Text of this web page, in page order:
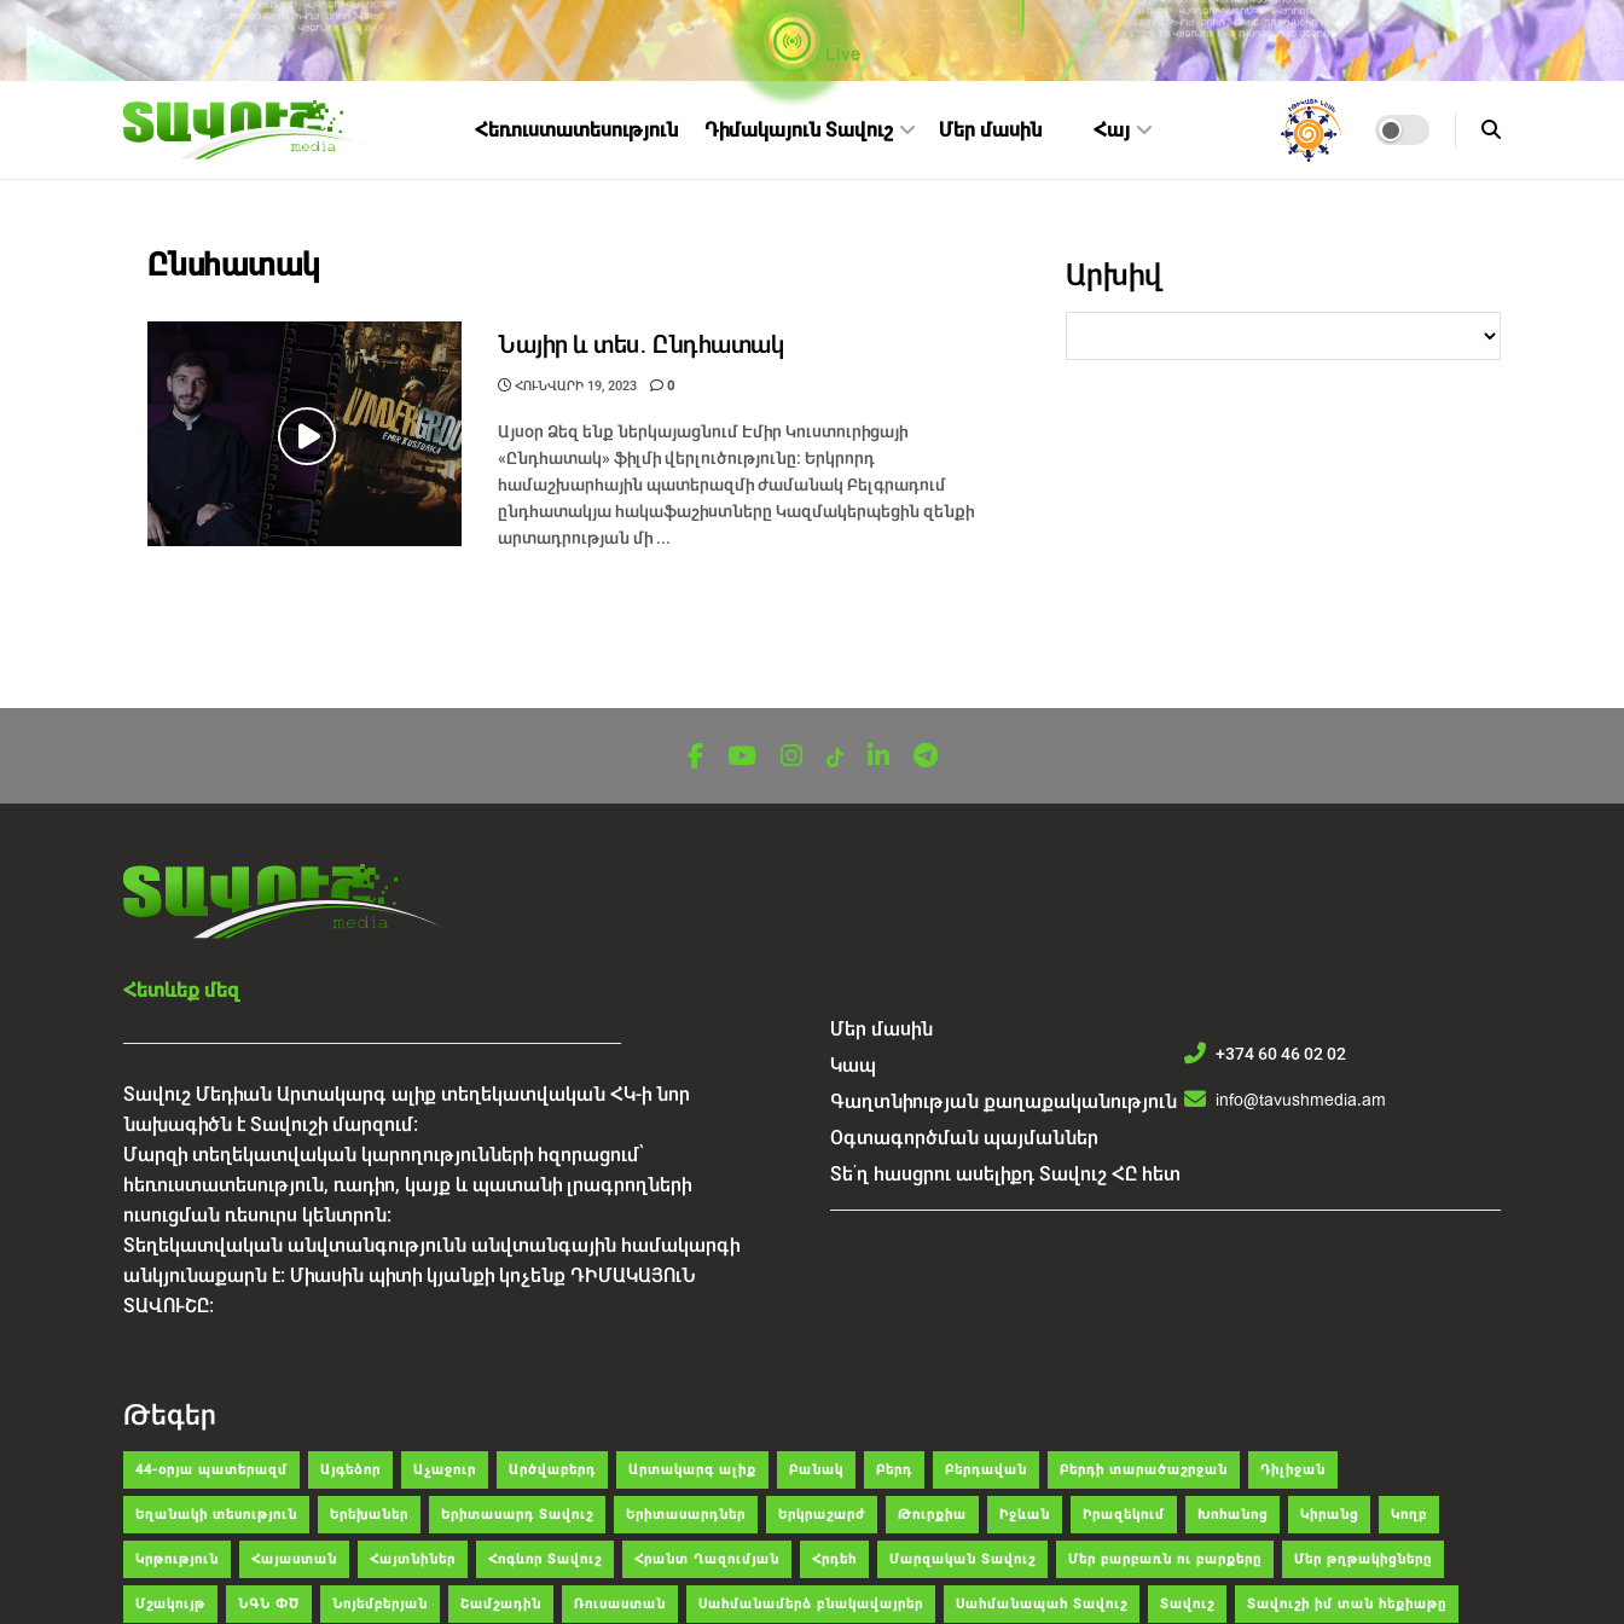
Live
Հեռուստատեսություն Դիմակայուն Տավուշ Մեր մասին Հայ
Ընսհատակ
Նայիր և տես․ Ընդհատակ
ՀՈՒՆՎԱՐԻ 19, 2023 0
Այսօր Ձեզ ենք ներկայացնում Էմիր Կուստուրիցայի
«Ընդհատակ» ֆիլմի վերլուծությունը։ Երկրորդ
համաշխարհային պատերազմի ժամանակ Բելգրադում
ընդհատակյա հակաֆաշիստները Կազմակերպեցին զենքի
արտադրության մի ...
Արխիվ
Հետևեք մեզ
Տավուշ Մեդիան Արտակարգ ալիք տեղեկատվական ՀԿ-ի նոր
նախագիծն է Տավուշի մարզում:
Մարզի տեղեկատվական կարողությունների հզորացում՝
հեռուստատեսություն, ռադիո, կայք և պատանի լրագրողների
ուսուցման ռեսուրս կենտրոն:
Տեղեկատվական անվտանգությունն անվտանգային համակարգի
անկյունաքարն է: Միասին պիտի կյանքի կոչենք ԴԻՄԱԿԱՅՈւՆ
ՏԱՎՈՒՇԸ:
Մեր մասին
Կապ
Գաղտնիության քաղաքականություն
Օգտագործման պայմաններ
Տե՛ղ հասցրու ասելիքդ Տավուշ ՀԸ հետ
+374 60 46 02 02
info@tavushmedia.am
Թեգեր
44-օրյա պատերազմ Այգեձոր Աչաջուր Արծվաբերդ Արտակարգ ալիք Բանակ Բերդ Բերդավան Բերդի տարածաշրջան Դիլիջան
Եղանակի տեսություն Երեխաներ Երիտասարդ Տավուշ Երիտասարդներ Երկրաշարժ Թուրքիա Իջևան Իրազեկում Խոհանոց Կիրանց Կողբ
Կրթություն Հայաստան Հայտնիներ Հոգևոր Տավուշ Հրանտ Ղազումյան Հրդեհ Մարզական Տավուշ Մեր բարբառն ու բարքերը Մեր թղթակիցները
Մշակույթ ՆԳՆ ՓԾ Նոյեմբերյան Շամշադին Ռուսաստան Սահմանամերձ բնակավայրեր Սահմանապահ Տավուշ Տավուշ Տավուշի իմ տան հեքիաթը